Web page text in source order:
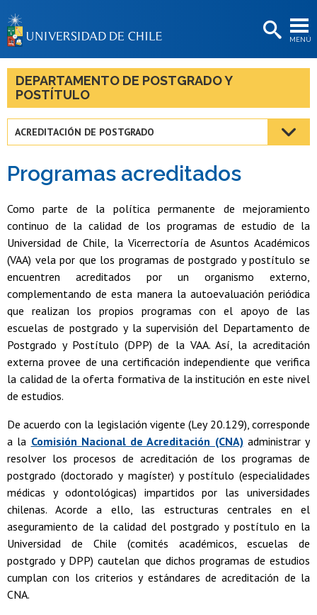
MENÚ
BIBLIOTECAS
LA UNIVERSIDAD
Estudiantes
Egresadas/os
DEPARTAMENTO DE POSTGRADO Y
POSTÍTULO
ACREDITACIÓN DE POSTGRADO
Programas acreditados
Como parte de la política permanente de mejoramiento
continuo de la calidad de los programas de estudio de la
Universidad de Chile, la Vicerrectoría de Asuntos Académicos
(VAA) vela por que los programas de postgrado y postítulo se
encuentren acreditados por un organismo externo,
complementando de esta manera la autoevaluación periódica
que realizan los propios programas con el apoyo de las
escuelas de postgrado y la supervisión del Departamento de
Postgrado y Postítulo (DPP) de la VAA. Así, la acreditación
externa provee de una certificación independiente que verifica
la calidad de la oferta formativa de la institución en este nivel
de estudios.
De acuerdo con la legislación vigente (Ley 20.129), corresponde
a la Comisión Nacional de Acreditación (CNA)administrar y
resolver los procesos de acreditación de los programas de
postgrado (doctorado y magíster) y postítulo (especialidades
médicas y odontológicas) impartidos por las universidades
chilenas. Acorde a ello, las estructuras centrales en el
aseguramiento de la calidad del postgrado y postítulo en la
Universidad de Chile (comités académicos, escuelas de
postgrado y DPP) cautelan que dichos programas de estudios
cumplan con los criterios y estándares de acreditación de la
CNA.